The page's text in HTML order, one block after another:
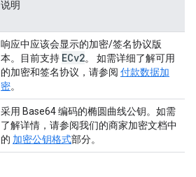
说明
响应中应该会显示的加密/签名协议版
本。目前支持 ECv2。 如需详细了解可用
的加密和签名协议，请参阅 付款数据加
密。
采用 Base64 编码的椭圆曲线公钥。如需
了解详情，请参阅我们的商家加密文档中
的 加密公钥格式部分。